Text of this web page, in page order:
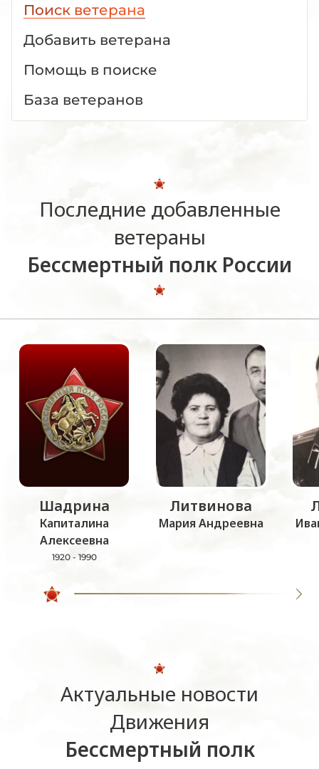
Поиск ветерана
Добавить ветерана
Помощь в поиске
База ветеранов
Последние добавленные
ветераны
Бессмертный полк России
Шадрина
Капиталина
Алексеевна
1920 - 1990
Литвинова
Мария Андреевна
Актуальные новости
Движения
Бессмертный полк